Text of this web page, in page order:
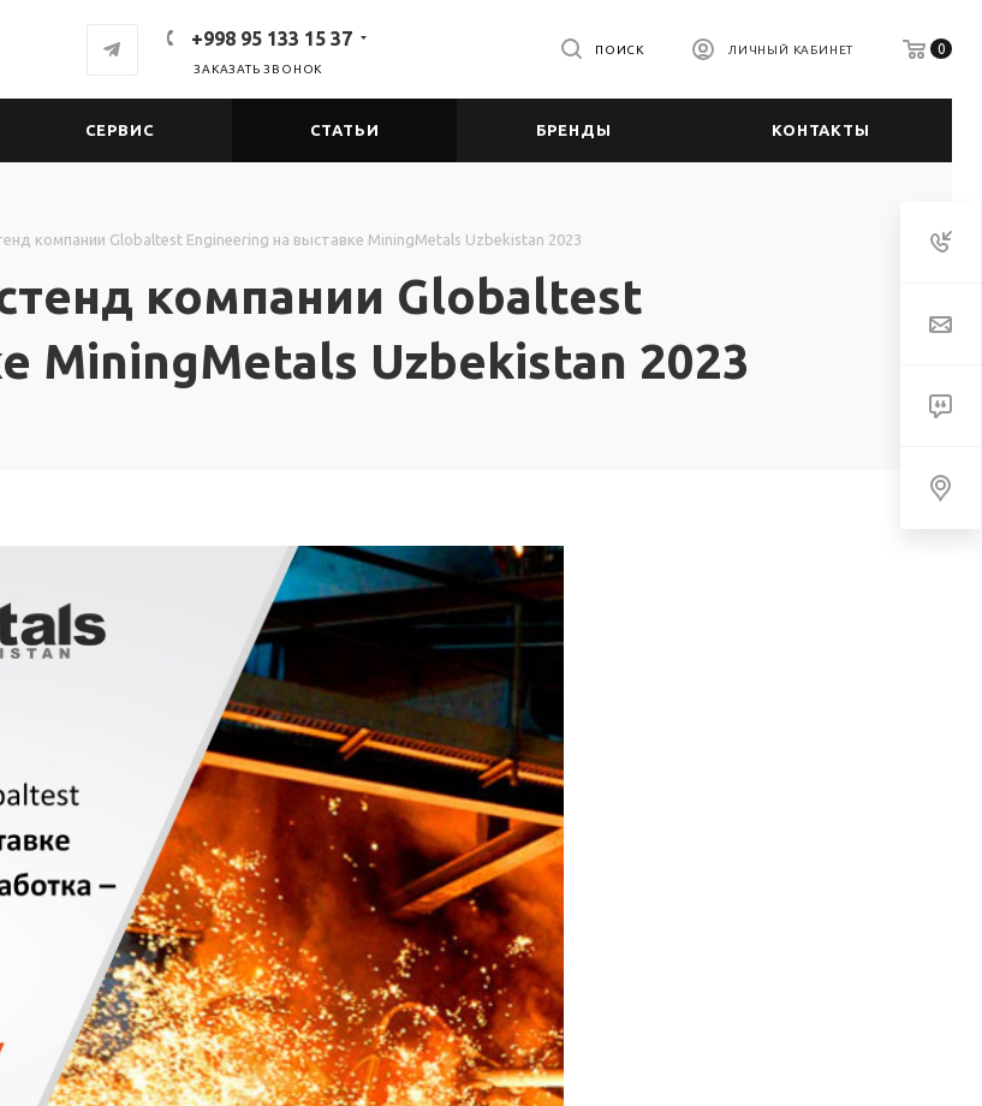
+998 95 133 15 37
ЗАКАЗАТЬ ЗВОНОК
0
ЛИЧНЫЙ КАБИНЕТ
ПОИСК
СЕРВИС СТАТЬИ БРЕНДЫ КОНТАКТЫ
компании Globaltest Engineering на выставке MiningMetals Uzbekistan 2023
компании Globaltest
MiningMetals Uzbekistan 2023